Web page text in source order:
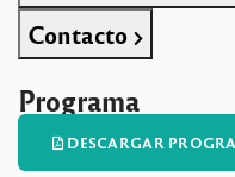
Contacto
Programa
DESCARGAR